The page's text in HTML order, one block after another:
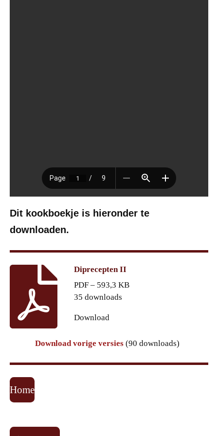
Dit kookboekje is hieronder te
downloaden.
Diprecepten II
PDF – 593,3 KB
35 downloads
Download
Download vorige versies (90 downloads)
Home